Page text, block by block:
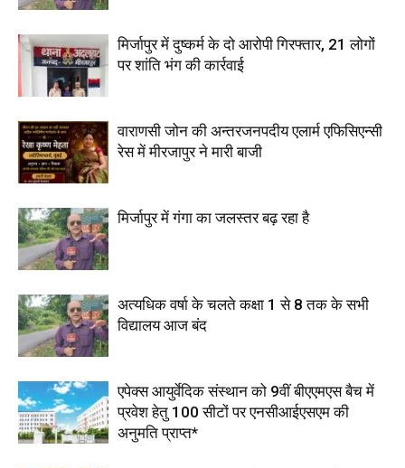
मिर्जापुर में दुष्कर्म के दो आरोपी गिरफ्तार, 21 लोगों
पर शांति भंग की कार्रवाई
वाराणसी जोन की अन्तरजनपदीय एलार्म एफिसिएन्सी
रेस में मीरजापुर ने मारी बाजी
मिर्जापुर में गंगा का जलस्तर बढ़ रहा है
अत्यधिक वर्षा के चलते कक्षा 1 से 8 तक के सभी
विद्यालय आज बंद
एपेक्स आयुर्वेदिक संस्थान को 9वीं बीएएमएस बैच में
प्रवेश हेतु 100 सीटों पर एनसीआईएसएम की
अनुमति प्राप्त*